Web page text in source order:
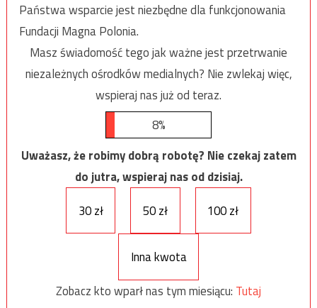
Państwa wsparcie jest niezbędne dla funkcjonowania
Fundacji Magna Polonia.
Masz świadomość tego jak ważne jest przetrwanie
niezależnych ośrodków medialnych? Nie zwlekaj więc,
wspieraj nas już od teraz.
8%
Uważasz, że robimy dobrą robotę? Nie czekaj zatem
do jutra, wspieraj nas od dzisiaj.
30 zł
50 zł 100 zł
Inna kwota
Zobacz kto wparł nas tym miesiącu: Tutaj